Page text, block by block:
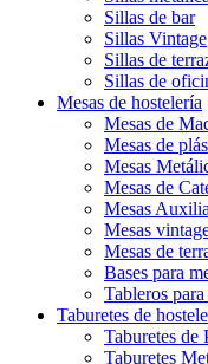
Sillas de bar
Sillas Vintage
Sillas de
Sillas de
Mesas de hostelería
Mesas de
Mesas de
Mesas
Mesas de
Mesas
Mesas
Mesas de
Bases para
Tableros para
Taburetes de
Taburetes de
Taburetes